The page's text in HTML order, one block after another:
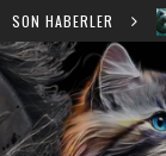
SON HABERLER